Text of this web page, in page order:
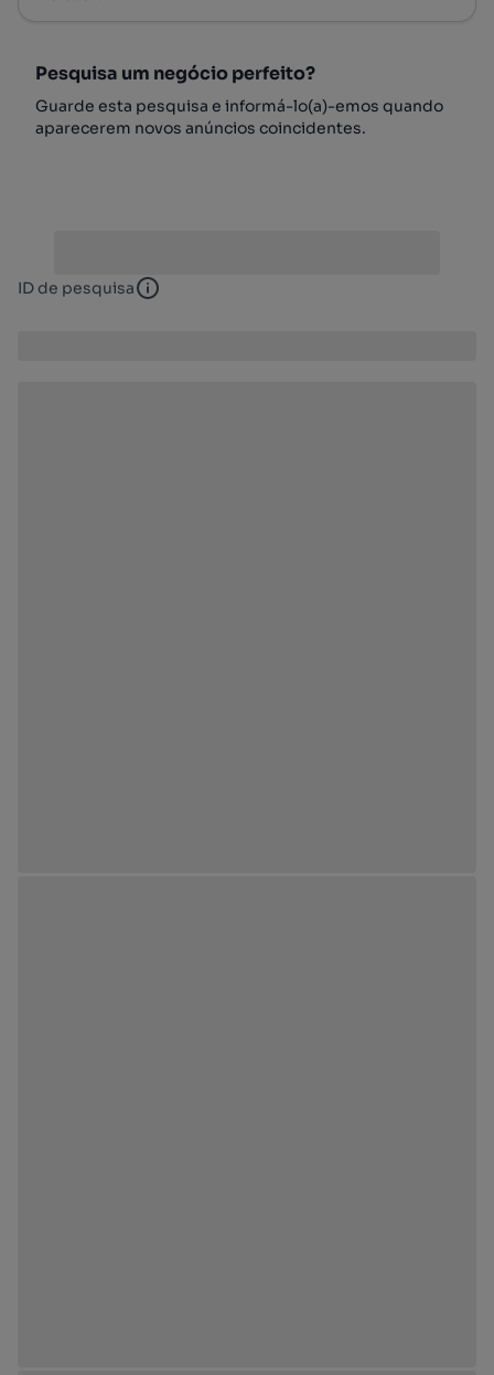
Pesquisa um negócio perfeito?
Guarde esta pesquisa e informá-lo(a)-emos quando
aparecerem novos anúncios coincidentes.
ID de pesquisa ID de pesquisa